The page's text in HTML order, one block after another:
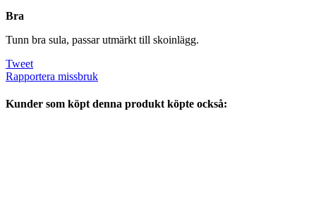
Bra
Tunn bra sula, passar utmärkt till skoinlägg.
Tweet
Rapportera missbruk
Kunder som köpt denna produkt köpte också: